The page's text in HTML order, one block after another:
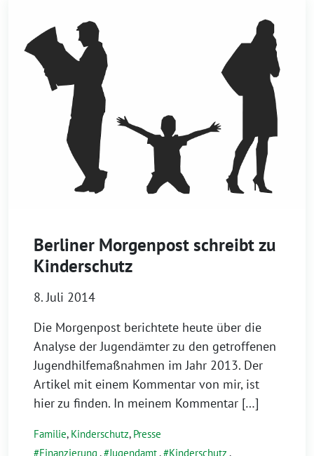
Berliner Morgenpost schreibt zu
Kinderschutz
8. Juli 2014
Die Morgenpost berichtete heute über die
Analyse der Jugendämter zu den getroffenen
Jugendhilfemaßnahmen im Jahr 2013. Der
Artikel mit einem Kommentar von mir, ist
hier zu finden. In meinem Kommentar […]
Familie, Kinderschutz, Presse
Finanzierung , Jugendamt, Kinderschutz ,